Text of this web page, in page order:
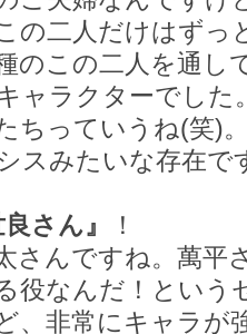
の二人だけはずっ
のこの二人を通し
ャラクターでした
ちっていうね(笑)
スみたいな存在で
良さん』
！
さんですね。萬平
役なんだ！という
、非常にキャラが